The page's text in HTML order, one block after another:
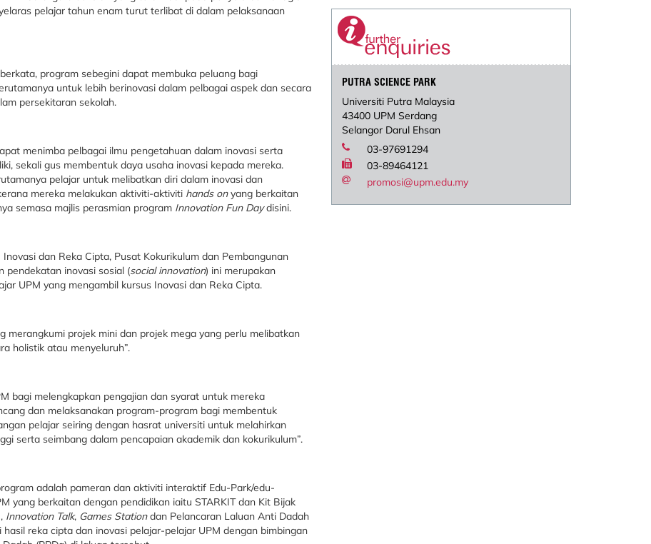
pelajar tahun enam turut terlibat di dalam pelaksanaan
program sebegini dapat membuka peluang bagi
untuk lebih berinovasi dalam pelbagai aspek dan secara
persekitaran sekolah.
menimba pelbagai ilmu pengetahuan dalam inovasi serta
sekali gus membentuk daya usaha inovasi kepada mereka.
pelajar untuk melibatkan diri dalam inovasi dan
mereka melakukan aktiviti-aktiviti hands onyang berkaitan
semasa majlis perasmian program Innovation Fun Daydisini.
dan Reka Cipta, Pusat Kokurikulum dan Pembangunan
pendekatan inovasi sosial (social innovation) ini merupakan
UPM yang mengambil kursus Inovasi dan Reka Cipta.
merangkumi projek mini dan projek mega yang perlu melibatkan
holistik atau menyeluruh”.
bagi melengkapkan pengajian dan syarat untuk mereka
dan melaksanakan program-program bagi membentuk
pelajar seiring dengan hasrat universiti untuk melahirkan
serta seimbang dalam pencapaian akademik dan kokurikulum”.
adalah pameran dan aktiviti interaktif Edu-Park/edu-
yang berkaitan dengan pendidikan iaitu STARKIT dan Kit Bijak
Innovation Talk, Games Stationdan Pelancaran Laluan Anti Dadah
reka cipta dan inovasi pelajar-pelajar UPM dengan bimbingan
PUTRA SCIENCE PARK
Universiti Putra Malaysia
43400 UPM Serdang
Selangor Darul Ehsan
03-97691294
03-89464121
promosi@upm.edu.my